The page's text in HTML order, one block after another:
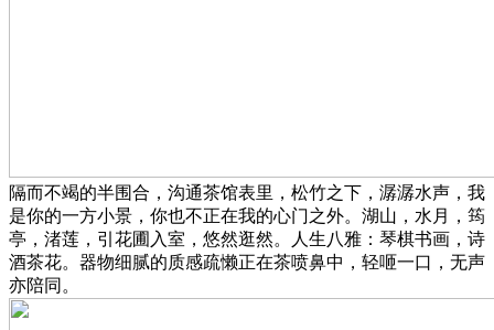
隔而不竭的半围合，沟通茶馆表里，松竹之下，潺潺水声，我
是你的一方小景，你也不正在我的心门之外。湖山，水月，筠
亭，渚莲，引花圃入室，悠然逛然。人生八雅：琴棋书画，诗
酒茶花。器物细腻的质感疏懒正在茶喷鼻中，轻咂一口，无声
亦陪同。